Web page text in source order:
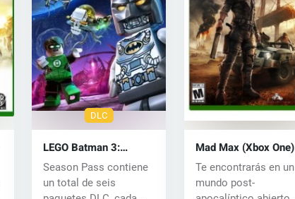
DLC
LEGO Batman 3:
Beyond Gotham
Season Pass (PC) CD
key
Season Pass contiene
un total de seis
Mad Max (Xbox One)
key
Te encontrarás en un
mundo post-